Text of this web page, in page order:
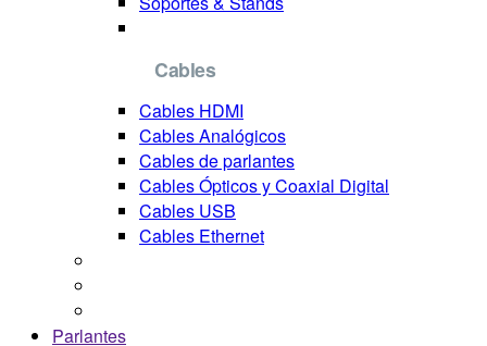
Cables
Cables HDMI
Cables Analógicos
Cables de parlantes
Cables Ópticos y Coaxial Digital
Cables USB
Cables Ethernet
Parlantes